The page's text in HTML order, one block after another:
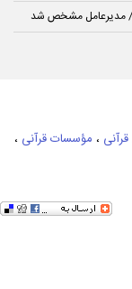
مدیرعامل مشخص شد
، مؤسسات قرآنی ،